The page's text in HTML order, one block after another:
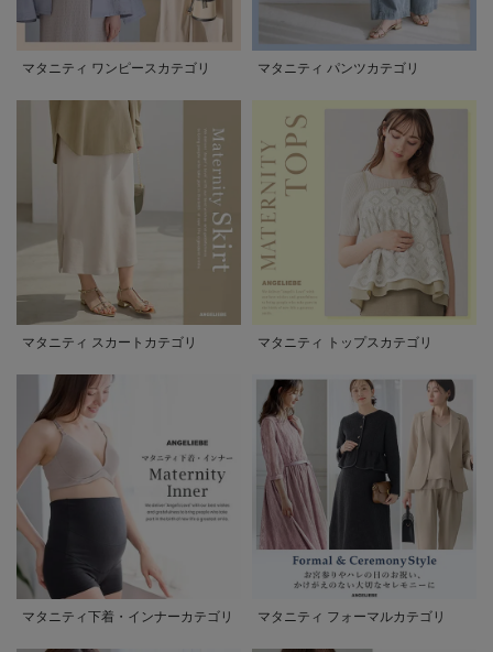
マタニティ ワンピースカテゴリ マタニティ パンツカテゴリ
マタニティ スカートカテゴリ マタニティ トップスカテゴリ
マタニティ下着・インナーカテゴリ マタニティ フォーマルカテゴリ